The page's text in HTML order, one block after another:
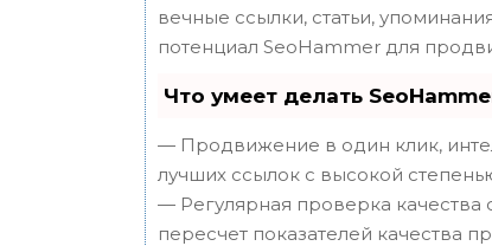
вечные ссылки, статьи,
потенциал SeoHammer для
Что умеет делать
— Продвижение в один клик,
лучших ссылок с высокой
— Регулярная проверка
пересчет показателей качества